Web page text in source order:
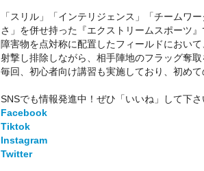
「スリル」「インテリジェンス」「チームワ
さ」を併せ持った『エクストリームスポーツ』
障害物を点対称に配置したフィールドにおい
射撃し排除しながら、相手陣地のフラッグ奪取
毎回、初心者向け講習も実施しており、初めて
SNSでも情報発進中！ぜひ「いいね」して下さ
Facebook
Tiktok
Instagram
Twitter